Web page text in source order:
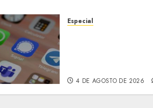
Especial
4 DE AGOSTO DE 2026